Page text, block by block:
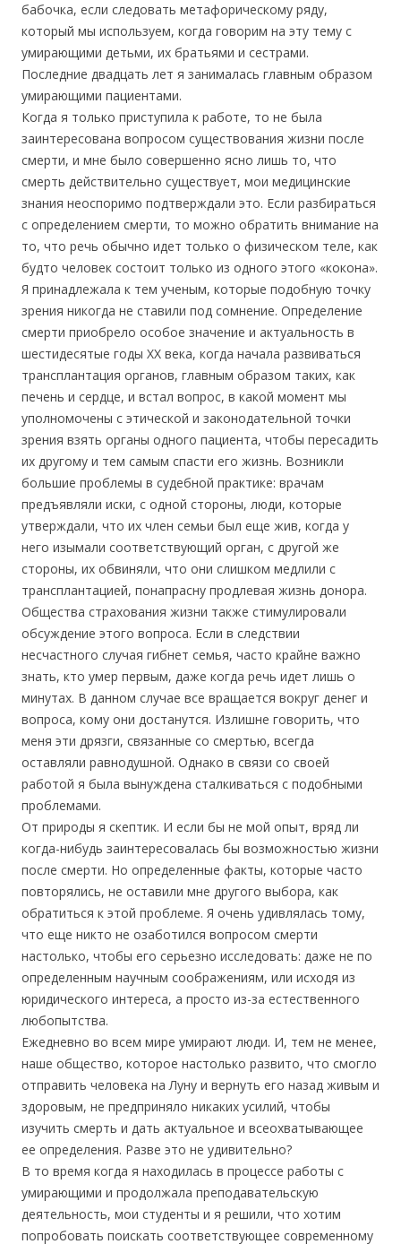
бабочка, если следовать метафорическому ряду,
который мы используем, когда говорим на эту тему с
умирающими детьми, их братьями и сестрами.
Последние двадцать лет я занималась главным образом
умирающими пациентами.
Когда я только приступила к работе, то не была
заинтересована вопросом существования жизни после
смерти, и мне было совершенно ясно лишь то, что
смерть действительно существует, мои медицинские
знания неоспоримо подтверждали это. Если разбираться
с определением смерти, то можно обратить внимание на
то, что речь обычно идет только о физическом теле, как
будто человек состоит только из одного этого «кокона».
Я принадлежала к тем ученым, которые подобную точку
зрения никогда не ставили под сомнение. Определение
смерти приобрело особое значение и актуальность в
шестидесятые годы XX века, когда начала развиваться
трансплантация органов, главным образом таких, как
печень и сердце, и встал вопрос, в какой момент мы
уполномочены с этической и законодательной точки
зрения взять органы одного пациента, чтобы пересадить
их другому и тем самым спасти его жизнь. Возникли
большие проблемы в судебной практике: врачам
предъявляли иски, с одной стороны, люди, которые
утверждали, что их член семьи был еще жив, когда у
него изымали соответствующий орган, с другой же
стороны, их обвиняли, что они слишком медлили с
трансплантацией, понапрасну продлевая жизнь донора.
Общества страхования жизни также стимулировали
обсуждение этого вопроса. Если в следствии
несчастного случая гибнет семья, часто крайне важно
знать, кто умер первым, даже когда речь идет лишь о
минутах. В данном случае все вращается вокруг денег и
вопроса, кому они достанутся. Излишне говорить, что
меня эти дрязги, связанные со смертью, всегда
оставляли равнодушной. Однако в связи со своей
работой я была вынуждена сталкиваться с подобными
проблемами.
От природы я скептик. И если бы не мой опыт, вряд ли
когда-нибудь заинтересовалась бы возможностью жизни
после смерти. Но определенные факты, которые часто
повторялись, не оставили мне другого выбора, как
обратиться к этой проблеме. Я очень удивлялась тому,
что еще никто не озаботился вопросом смерти
настолько, чтобы его серьезно исследовать: даже не по
определенным научным соображениям, или исходя из
юридического интереса, а просто из-за естественного
любопытства.
Ежедневно во всем мире умирают люди. И, тем не менее,
наше общество, которое настолько развито, что смогло
отправить человека на Луну и вернуть его назад живым и
здоровым, не предприняло никаких усилий, чтобы
изучить смерть и дать актуальное и всеохватывающее
ее определения. Разве это не удивительно?
В то время когда я находилась в процессе работы с
умирающими и продолжала преподавательскую
деятельность, мои студенты и я решили, что хотим
попробовать поискать соответствующее современному